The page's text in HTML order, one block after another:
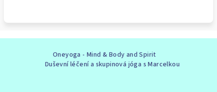
Oneyoga - Mind & Body and Spirit
Duševní léčení a skupinová jóga s Marcelkou